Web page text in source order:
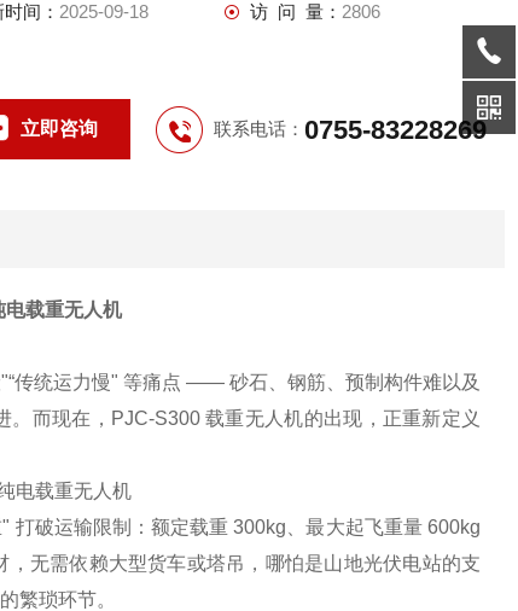
间： 2025-09-18 访 问 量： 2806
立即咨询 联系电话： 0755-83228269
电载重无人机
"“传统运力慢" 等痛点 —— 砂石、钢筋、预制构件难以及
而现在，PJC-S300 载重无人机的出现，正重新定义
破运输限制：额定载重 300kg、最大起飞重量 600kg
无需依赖大型货车或塔吊，哪怕是山地光伏电站的支
繁琐环节。